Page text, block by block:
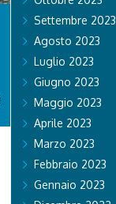
Settembre 2023
Agosto 2023
Luglio 2023
Giugno 2023
Maggio 2023
Aprile 2023
Marzo 2023
Febbraio 2023
Gennaio 2023